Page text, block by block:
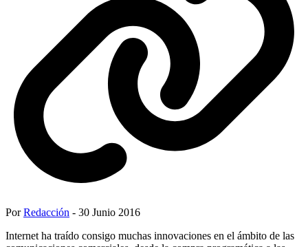
PorRedacción - 30 Junio 2016
Internet ha traído consigo muchas innovaciones en el ámbito de las